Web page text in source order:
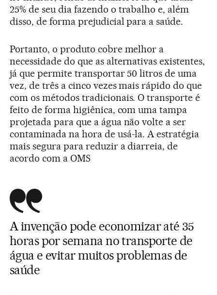
25% de seu dia fazendo o trabalho e, além
disso, de forma prejudicial para a saúde.
Portanto, o produto cobre melhor a
necessidade do que as alternativas existentes,
já que permite transportar 50 litros de uma
vez, de três a cinco vezes mais rápido do que
com os métodos tradicionais. O transporte é
feito de forma higiênica, com uma tampa
projetada para que a água não volte a ser
contaminada na hora de usá-la. A estratégia
mais segura para reduzir a diarreia, de
acordo com a OMS
A invenção pode economizar até 35
horas por semana no transporte de
água e evitar muitos problemas de
saúde